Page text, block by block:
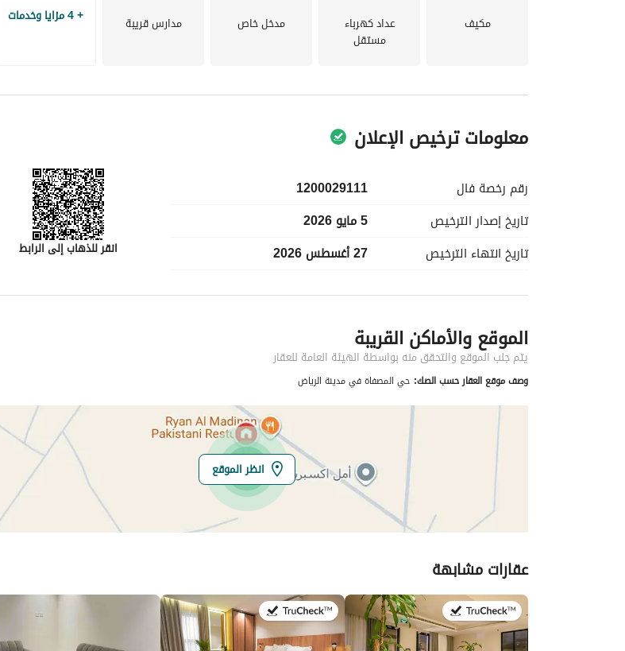
مكيف عداد كهرباء
مستقل
مدخل خاص مدارس قريبة + 4 مزايا وخدمات
معلومات ترخيص الإعلان
رقم رخصة فال
1200029111
تاريخ إصدار الترخيص
5 مايو 2026
تاريخ انتهاء الترخيص 27 أغسطس 2026 انقر للذهاب إلى الرابط
معلومات مسؤول الإعلان
اسم المسؤول ناصر محمد ناصر الشهراني
الموقع
المنطقة
منطقة الرياض
المدينة
الرياض
المصفاة
اسم الشارع
أبي منصور البيع
الرمز البريدي
رقم المبنى
الرقم الاضافي
خط العرض
24.496845273803835
تفاصيل العقار
الموقع والأماكن القريبة
يتم جلب الموقع والتحقق منه بواسطة الهيئة العامة للعقار
وصف موقع العقار حسب الصك: حي المصفاة في مدينة الرياض
انظر الموقع
عقارات مشابهة
في:16 يوليو 2026 في:9 يوليو 2026